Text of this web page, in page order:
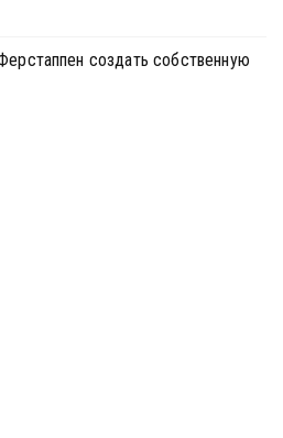
создать собственную